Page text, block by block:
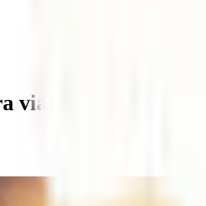
viajar y descubrir